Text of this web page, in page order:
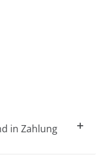
in Zahlung